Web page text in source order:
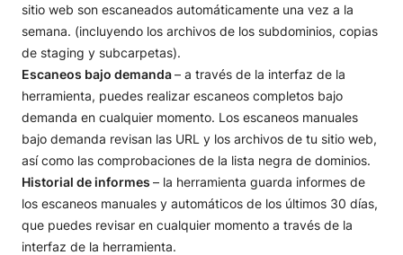
sitio web son escaneados automáticamente una vez a la
semana. (incluyendo los archivos de los subdominios, copias
de staging y subcarpetas).
Escaneos bajo demanda– a través de la interfaz de la
herramienta, puedes realizar escaneos completos bajo
demanda en cualquier momento. Los escaneos manuales
bajo demanda revisan las URL y los archivos de tu sitio web,
así como las comprobaciones de la lista negra de dominios.
Historial de informes – la herramienta guarda informes de
los escaneos manuales y automáticos de los últimos 30 días,
que puedes revisar en cualquier momento a través de la
interfaz de la herramienta.